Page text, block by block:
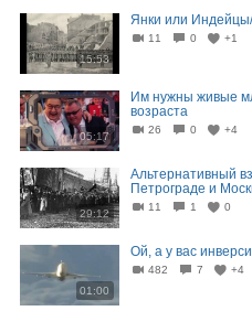
15:53
Янки или
11 0 +1
05:17
Им нужны живые
возраста
26 0 +4
29:12
Альтернативный
Петрограде и
11 1 0
01:00
Ой, а у вас
482 7 +4